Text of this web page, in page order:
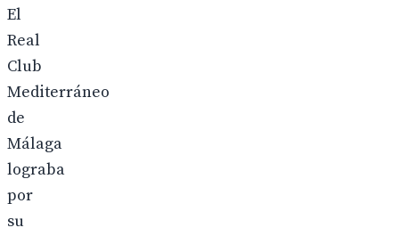
El
Real
Club
Mediterráneo
de
Málaga
lograba
por
su